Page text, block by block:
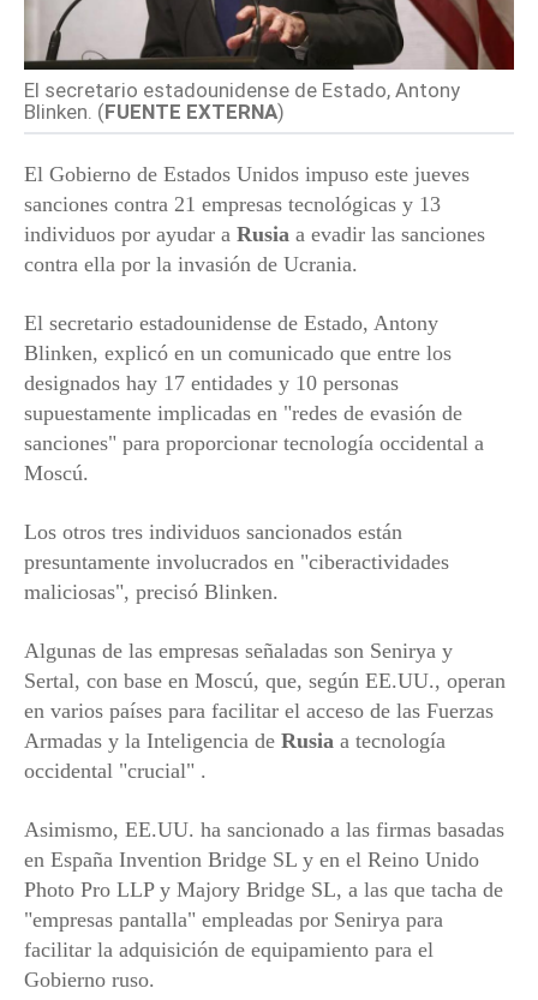
El secretario estadounidense de Estado, Antony
Blinken. (FUENTE EXTERNA)
El Gobierno de Estados Unidos impuso este jueves
sanciones contra 21 empresas tecnológicas y 13
individuos por ayudar a Rusia a evadir las sanciones
contra ella por la invasión de Ucrania.
El secretario estadounidense de Estado, Antony
Blinken, explicó en un comunicado que entre los
designados hay 17 entidades y 10 personas
supuestamente implicadas en "redes de evasión de
sanciones" para proporcionar tecnología occidental a
Moscú.
Los otros tres individuos sancionados están
presuntamente involucrados en "ciberactividades
maliciosas", precisó Blinken.
Algunas de las empresas señaladas son Senirya y
Sertal, con base en Moscú, que, según EE.UU., operan
en varios países para facilitar el acceso de las Fuerzas
Armadas y la Inteligencia de Rusia a tecnología
occidental "crucial" .
Asimismo, EE.UU. ha sancionado a las firmas basadas
en España Invention Bridge SL y en el Reino Unido
Photo Pro LLP y Majory Bridge SL, a las que tacha de
"empresas pantalla" empleadas por Senirya para
facilitar la adquisición de equipamiento para el
Gobierno ruso.